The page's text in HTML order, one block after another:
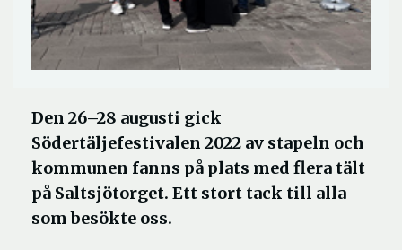
Den 26–28 augusti gick
Södertäljefestivalen 2022 av stapeln och
kommunen fanns på plats med flera tält
på Saltsjötorget. Ett stort tack till alla
som besökte oss.